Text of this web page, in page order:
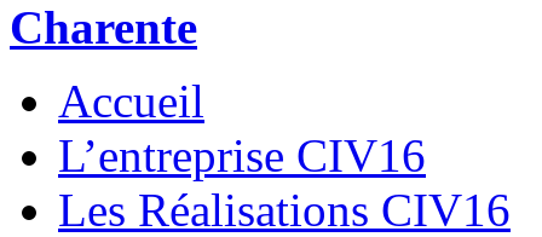
Charente
Accueil
L’entreprise CIV16
Les Réalisations CIV16